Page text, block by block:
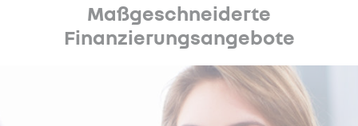
Maßgeschneiderte
Finanzierungsangebote